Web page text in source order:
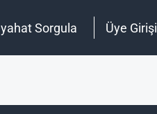
Sorgula Üye Girişi